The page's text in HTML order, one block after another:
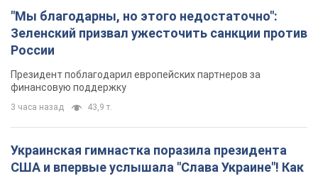
"Мы благодарны, но этого недостаточно":
Зеленский призвал ужесточить санкции против
России
Президент поблагодарил европейских партнеров за
финансовую поддержку
3 часа назад 43,9 т.
Украинская гимнастка поразила президента
США и впервые услышала "Слава Украине"! Как